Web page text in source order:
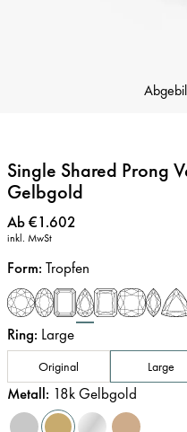
Single Shared Prong
Gelbgold
Preis:
Ab €1.602
inkl. MwSt
Form: Tropfen
Ring: Large
Original Large
Metall: 18k Gelbgold